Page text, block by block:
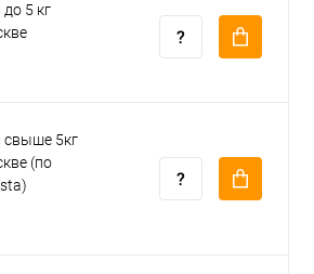
5 кг
свыше 5кг
(по